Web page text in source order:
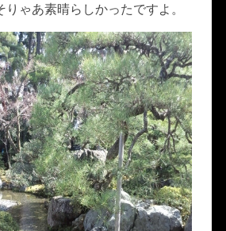
ゃあ素晴らしかったですよ。